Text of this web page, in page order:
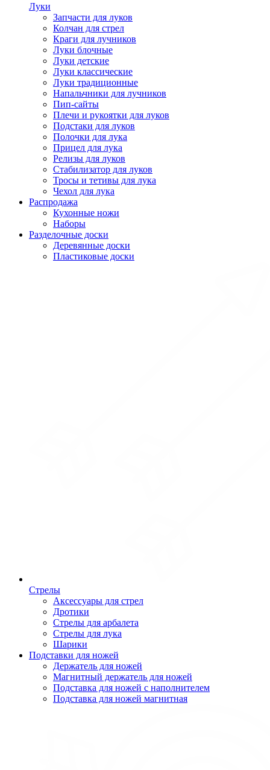
Луки
Запчасти для луков
Колчан для стрел
Краги для лучников
Луки блочные
Луки детские
Луки классические
Луки традиционные
Напальчники для лучников
Пип-сайты
Плечи и рукоятки для луков
Подстаки для луков
Полочки для лука
Прицел для лука
Релизы для луков
Стабилизатор для луков
Тросы и тетивы для лука
Чехол для лука
Распродажа
Кухонные ножи
Наборы
Разделочные доски
Деревянные доски
Пластиковые доски
Стрелы
Аксессуары для стрел
Дротики
Стрелы для арбалета
Стрелы для лука
Шарики
Подставки для ножей
Держатель для ножей
Магнитный держатель для ножей
Подставка для ножей с наполнителем
Подставка для ножей магнитная